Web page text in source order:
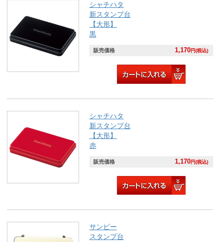
シャチハタ
新スタンプ台
【大形】
黒
販売価格 1,170円(税込)
シャチハタ
新スタンプ台
【大形】
赤
販売価格 1,170円(税込)
サンビー
スタンプ台